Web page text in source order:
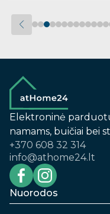
Elektroninė
namams, buičiai bei
+370 608 32 314
info@athome24.lt
Nuorodos